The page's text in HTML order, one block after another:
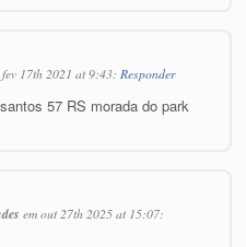
fev 17th 2021 at 9:43: Responder
57 RS morada do park
em out 27th 2025 at 15:07: